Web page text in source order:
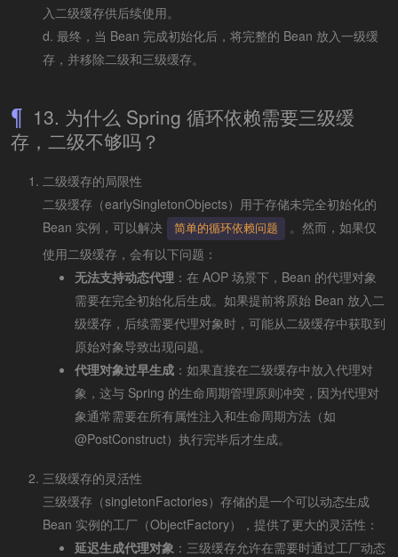
入二级缓存供后续使用。
d. 最终，当 Bean 完成初始化后，将完整的 Bean 放入一级缓
存，并移除二级和三级缓存。
13. 为什么 Spring 循环依赖需要三级缓
存，二级不够吗？
二级缓存的局限性
二级缓存（earlySingletonObjects）用于存储未完全初始化的
Bean 实例，可以解决
简单的循环依赖问题
。然而，如果仅
使用二级缓存，会有以下问题：
无法支持动态代理 ：在 AOP 场景下，Bean 的代理对象
需要在完全初始化后生成。如果提前将原始 Bean 放入二
级缓存，后续需要代理对象时，可能从二级缓存中获取到
原始对象导致出现问题。
代理对象过早生成 ：如果直接在二级缓存中放入代理对
象，这与 Spring 的生命周期管理原则冲突，因为代理对
象通常需要在所有属性注入和生命周期方法（如
@PostConstruct）执行完毕后才生成。
三级缓存的灵活性
三级缓存（singletonFactories）存储的是一个可以动态生成
Bean 实例的工厂（ObjectFactory），提供了更大的灵活性：
延迟生成代理对象 ：三级缓存允许在需要时通过工厂动态